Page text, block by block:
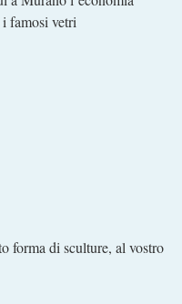
famosi vetri
forma di sculture, al vostro